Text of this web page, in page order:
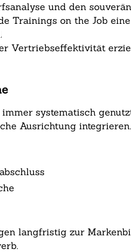
und den
Trainings on the Job eine
Vertriebseffektivität
systematisch
Ausrichtung integrieren.
langfristig zur